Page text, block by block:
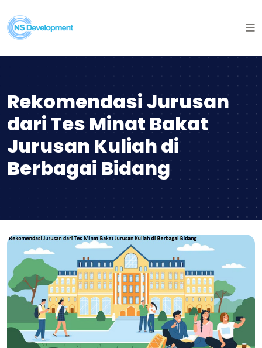
Rekomendasi Jurusan
dari Tes Minat Bakat
Jurusan Kuliah di
Berbagai Bidang